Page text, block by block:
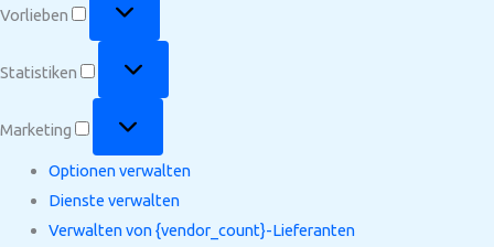
Vorlieben
Statistiken
Marketing
Optionen verwalten
Dienste verwalten
Verwalten von {vendor_count}-Lieferanten